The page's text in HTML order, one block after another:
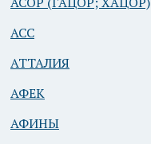
АСС
АТТАЛИЯ
АФЕК
АФИНЫ